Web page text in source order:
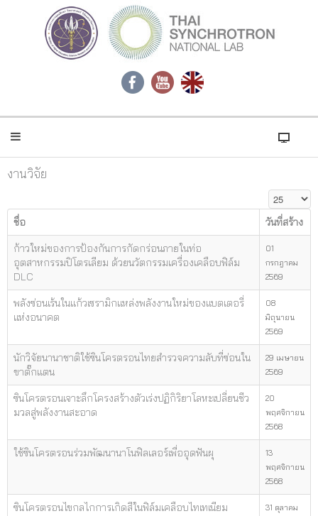
งานวิจัย
แสดง #
ชื่อ วันที่สร้าง
ก้าวใหม่ของการป้องกันการกัดกร่อนภายในท่อ
อุตสาหกรรมปิโตรเลียม ด้วยนวัตกรรมเครื่องเคลือบฟิล์ม
DLC
01
กรกฎาคม
2569
พลังซ่อนเร้นในแก้วเซรามิกแหล่งพลังงานใหม่ของแบตเตอรี่
แห่งอนาคต
08
มิถุนายน
2569
นักวิจัยนานาชาติใช้ซินโครตรอนไทยสำรวจความลับที่ซ่อนใน
ขาตั๊กแตน
29 เมษายน
2569
ซินโครตรอนเจาะลึกโครงสร้างตัวเร่งปฏิกิริยาโลหะเปลี่ยนชีว
มวลสู่พลังงานสะอาด
20
พฤศจิกายน
2568
ใช้ซินโครตรอนร่วมพัฒนานาโนฟิลเลอร์เพื่ออุดฟันผุ
13
พฤศจิกายน
2568
ซินโครตรอนไขกลไกการเกิดสีในฟิล์มเคลือบไทเทเนียม
31 ตุลาคม